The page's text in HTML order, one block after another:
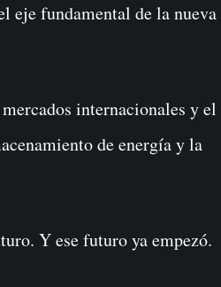
eje fundamental de la nueva
internacionales y el
de energía y la
Y ese futuro ya empezó.